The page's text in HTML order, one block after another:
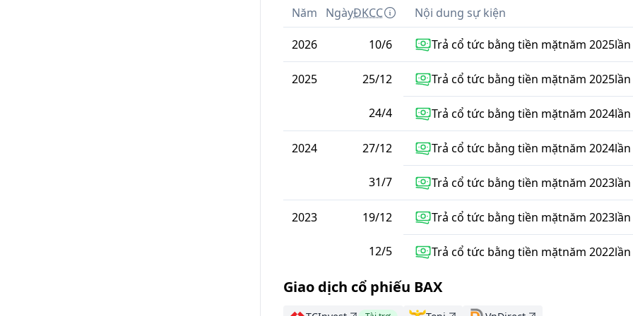
Năm NgàyĐKCC Nội dung sự kiện
2026 10/6 Trả cổ tức bằng tiền mặtnăm 2025lần
2025 25/12 Trả cổ tức bằng tiền mặtnăm 2025lần
24/4 Trả cổ tức bằng tiền mặtnăm 2024lần
2024 27/12 Trả cổ tức bằng tiền mặtnăm 2024lần
31/7 Trả cổ tức bằng tiền mặtnăm 2023lần
2023 19/12 Trả cổ tức bằng tiền mặtnăm 2023lần
12/5 Trả cổ tức bằng tiền mặtnăm 2022lần
Giao dịch cổ phiếu BAX